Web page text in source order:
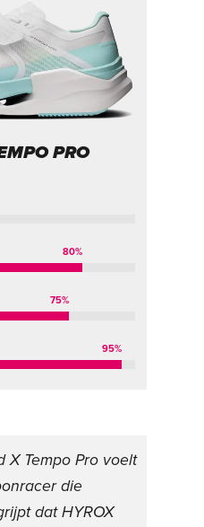
PRO
80%
75%
95%
X Tempo Pro voelt
die
dat HYROX